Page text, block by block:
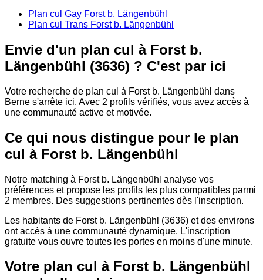
Plan cul Gay Forst b. Längenbühl
Plan cul Trans Forst b. Längenbühl
Envie d'un plan cul à Forst b.
Längenbühl (3636) ? C'est par ici
Votre recherche de plan cul à Forst b. Längenbühl dans
Berne s'arrête ici. Avec 2 profils vérifiés, vous avez accès à
une communauté active et motivée.
Ce qui nous distingue pour le plan
cul à Forst b. Längenbühl
Notre matching à Forst b. Längenbühl analyse vos
préférences et propose les profils les plus compatibles parmi
2 membres. Des suggestions pertinentes dès l'inscription.
Les habitants de Forst b. Längenbühl (3636) et des environs
ont accès à une communauté dynamique. L'inscription
gratuite vous ouvre toutes les portes en moins d'une minute.
Votre plan cul à Forst b. Längenbühl